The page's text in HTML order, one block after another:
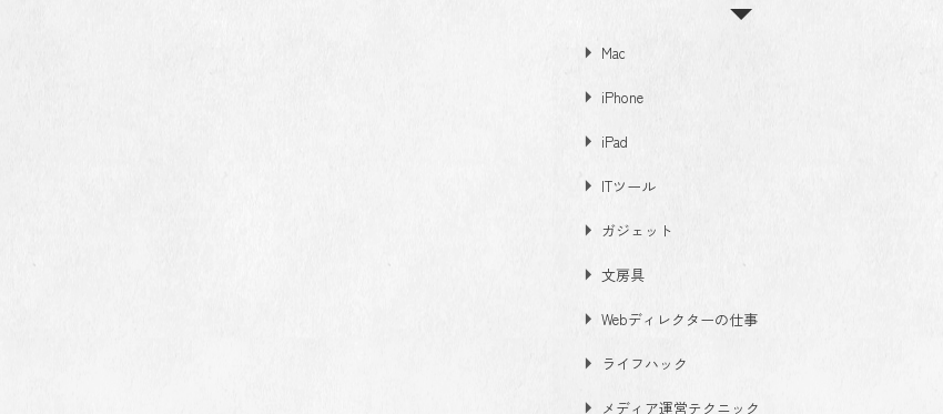
Mac
iPhone
iPad
ITツール
ガジェット
文房具
Webディレクターの仕事
ライフハック
メディア運営テクニック